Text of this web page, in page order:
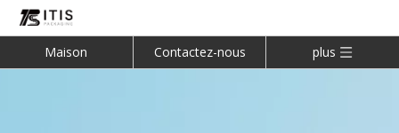
Maison Contactez-nous plus